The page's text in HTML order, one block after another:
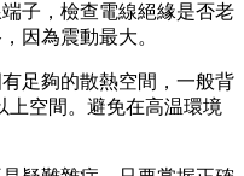
子，檢查電線絕緣是否老
因為震動最大。
足夠的散熱空間，一般背
上空間。避免在高温環境